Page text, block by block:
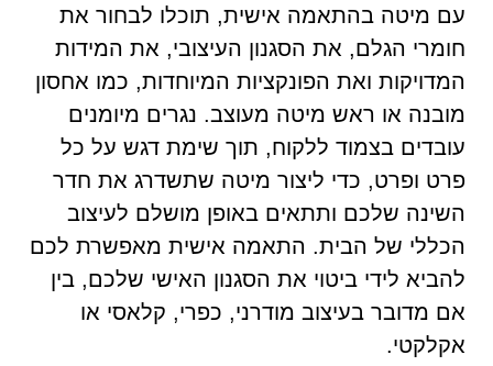
עם מיטה בהתאמה אישית, תוכלו לבחור את
חומרי הגלם, את הסגנון העיצובי, את המידות
המדויקות ואת הפונקציות המיוחדות, כמו אחסון
מובנה או ראש מיטה מעוצב. נגרים מיומנים
עובדים בצמוד ללקוח, תוך שימת דגש על כל
פרט ופרט, כדי ליצור מיטה שתשדרג את חדר
השינה שלכם ותתאים באופן מושלם לעיצוב
הכללי של הבית. התאמה אישית מאפשרת לכם
להביא לידי ביטוי את הסגנון האישי שלכם, בין
אם מדובר בעיצוב מודרני, כפרי, קלאסי או
אקלקטי.